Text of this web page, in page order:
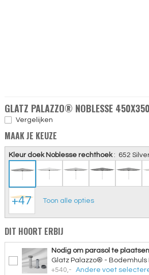
GLATZ PALAZZO® NOBLESSE
Vergelijken
MAAK JE KEUZE
Kleur doek Noblesse rechthoek: 652
+47 Toon alle opties
DIT HOORT ERBIJ
Nodig om parasol te plaatsen
Glatz Palazzo® - Bodemhuls
+540,-
Andere voet